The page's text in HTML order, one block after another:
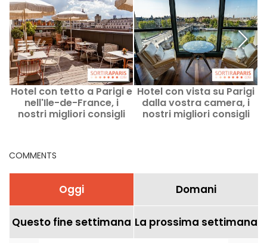
Hotel con tetto a Parigi e
nell'Ile-de-France, i
nostri migliori consigli
Hotel con vista su Parigi
dalla vostra camera, i
nostri migliori consigli
COMMENTS
Oggi Domani
Questo fine settimana La prossima settimana